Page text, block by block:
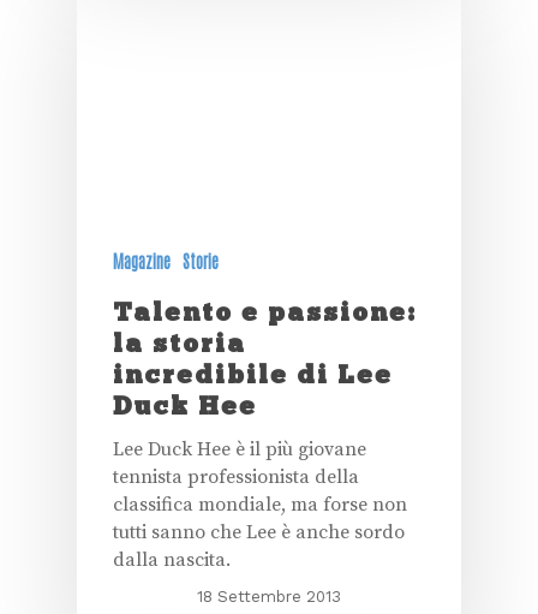
Magazine Storie
Talento e passione:
la storia
incredibile di Lee
Duck Hee
Lee Duck Hee è il più giovane
tennista professionista della
classifica mondiale, ma forse non
tutti sanno che Lee è anche sordo
dalla nascita.
18 Settembre 2013